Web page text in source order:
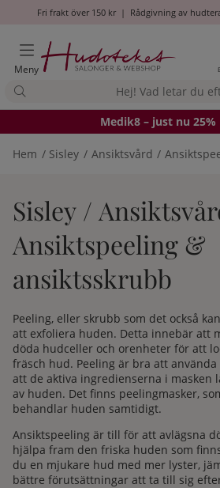
Fri frakt över 150 kr| Rådgivning av
Meny
Medik8 – just nu
Hem Sisley Ansiktsvård
Sisley /
Ansiktspeeling &
ansiktsskrubb
Peeling, eller skrubb som det också
att exfoliera huden. Detta innebär att
döda hudceller och orenheter för att
fräsch hud. Peeling är bra att använda
att de aktiva ingredienserna i masken
av huden. Det finns peelingmasker,
behandlar huden samtidigt.
Ansiktspeeling är till för att avlägsna
hjälpa fram den friska huden som
du en mjukare hud med mer lyster,
bättre förutsättningar att ta till sig